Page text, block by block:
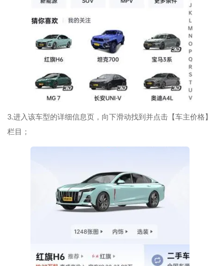
3.进入该车型的详细信息页，向下滑动找到并点击【车主价格】
栏目；